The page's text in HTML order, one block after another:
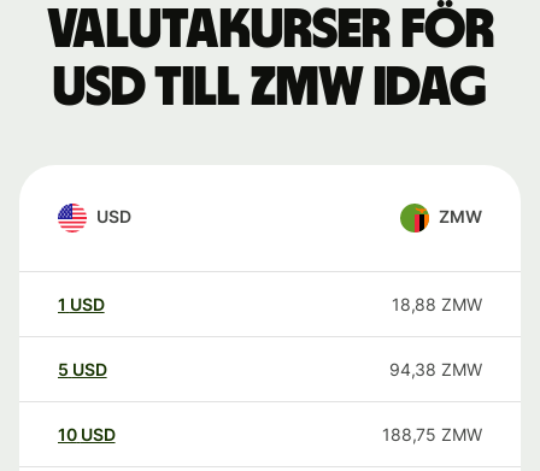
Valutakurser för
USD till ZMW idag
USD ZMW
1 USD 18,88 ZMW
5 USD 94,38 ZMW
10 USD 188,75 ZMW